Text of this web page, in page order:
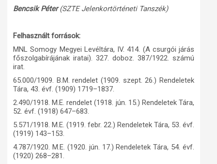
Bencsik Péter(SZTE Jelenkortörténeti Tanszék)
Felhasznált források:
MNL Somogy Megyei Levéltára, IV. 414. (A csurgói járás
főszolgabírájának iratai). 327. doboz. 387/1922. számú
irat.
65.000/1909. B.M. rendelet (1909. szept. 26.) Rendeletek
Tára, 43. évf. (1909) 1719–1837.
2.490/1918. M.E. rendelet (1918. jún. 15.) Rendeletek Tára,
52. évf. (1918) 647–683.
5.571/1918. M.E. (1919. febr. 22.) Rendeletek Tára, 53. évf.
(1919) 143–153.
4.787/1920. M.E. (1920. jún. 17.) Rendeletek Tára, 54. évf.
(1920) 268–281.